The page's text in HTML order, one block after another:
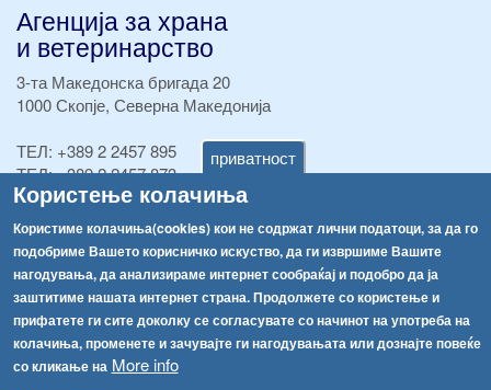
приватност
Користење колачиња
Користиме колачиња(cookies) кои не содржат лични податоци, за да го
подобриме Вашето корисничко искуство, да ги извршиме Вашите
нагодувања, да анализираме интернет сообраќај и подобро да ја
заштитиме нашата интернет страна. Продолжете со користење и
прифатете ги сите доколку се согласувате со начинот на употреба на
колачиња, променете и зачувајте ги нагодувањата или дознајте повеќе
со кликање на More info
Агенција за храна
и ветеринарство
3-та Македонска бригада 20
1000 Скопје, Северна Македонија
ТЕЛ: +389 2 2457 895
ТЕЛ:+389 2 2457 873
Факс:+389 2 2457 893
Факс:
+389 2 2457 871
info@fva.gov.mk
[АХВ-претходна страна]
Соопштенија
Република Бугарија ги засили официјалните контроли при увоз на свежо овошје и зеленчук
Навигација
Архива